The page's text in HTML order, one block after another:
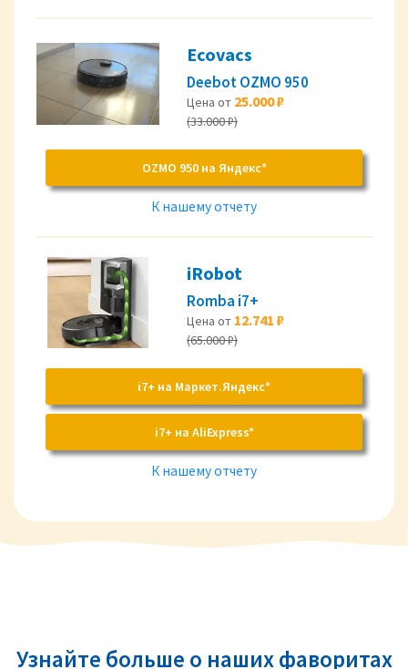
Ecovacs
Deebot OZMO 950
Цена от 25.000 ₽
(33.000 ₽)
OZMO 950 на Яндекс*
К нашему отчету
iRobot
Romba i7+
Цена от 12.741 ₽
(65.000 ₽)
i7+ на Маркет.Яндекс*
i7+ на AliExpress*
К нашему отчету
Узнайте больше о наших фаворитах